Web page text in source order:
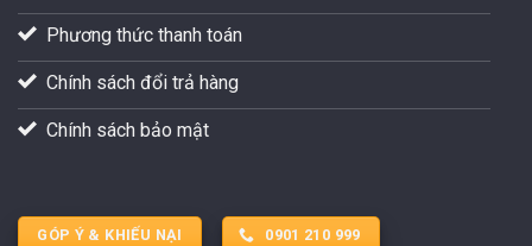
Phương thức thanh toán
Chính sách đổi trả hàng
Chính sách bảo mật
GÓP Ý & KHIẾU NẠI 0901 210 999